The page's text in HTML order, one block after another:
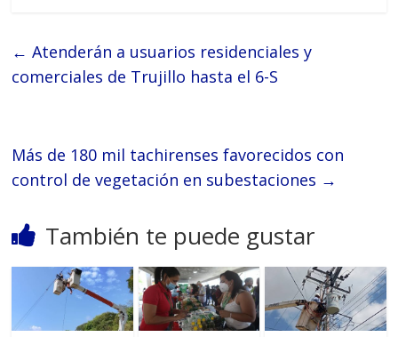
← Atenderán a usuarios residenciales y
comerciales de Trujillo hasta el 6-S
Más de 180 mil tachirenses favorecidos con
control de vegetación en subestaciones →
También te puede gustar